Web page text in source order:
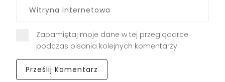
Zapamiętaj moje dane w tej przeglądarce
podczas pisania kolejnych komentarzy.